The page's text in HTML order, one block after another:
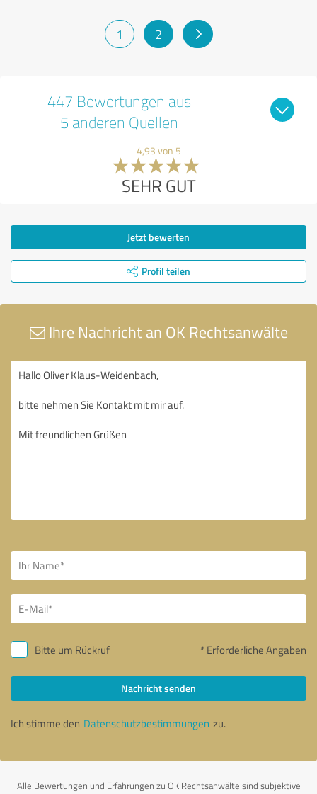
1 2
447 Bewertungen aus
5 anderen Quellen
4,93 von 5
SEHR GUT
Jetzt bewerten
Profil teilen
Ihre Nachricht an OK Rechtsanwälte
Bitte um Rückruf * Erforderliche Angaben
Nachricht senden
Ich stimme den Datenschutzbestimmungen zu.
Alle Bewertungen und Erfahrungen zu OK Rechtsanwälte sind subjektive